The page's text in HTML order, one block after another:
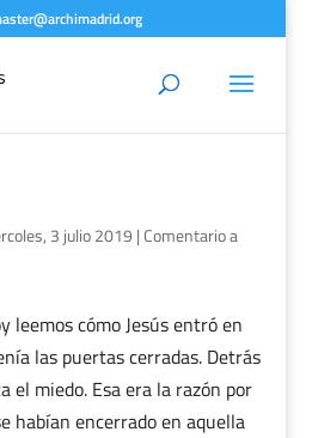
3 julio 2019 |Comentario a
leemos cómo Jesús entró en
las puertas cerradas. Detrás
el miedo. Esa era la razón por
habían encerrado en aquella